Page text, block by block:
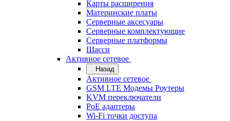
Карты расширения
Материнские платы
Серверные аксесуары
Серверные комплектующие
Серверные платформы
Шасси
Активное сетевое
Назад
Активное сетевое
GSM LTE Модемы Роутеры
KVM переключатели
PoE адаптеры
Wi-Fi точки доступа